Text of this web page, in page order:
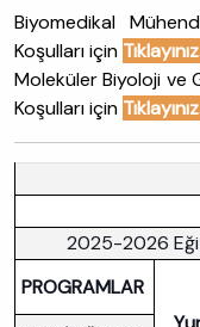
Biyomedikal
Koşulları için
Moleküler Biyoloji ve
Koşulları için
2025-2026
PROGRAMLAR